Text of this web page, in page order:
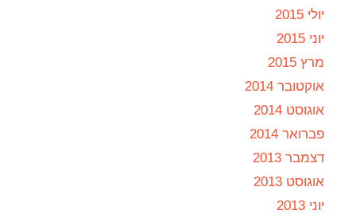
יולי 2015
יוני 2015
מרץ 2015
אוקטובר 2014
אוגוסט 2014
פברואר 2014
דצמבר 2013
אוגוסט 2013
יוני 2013